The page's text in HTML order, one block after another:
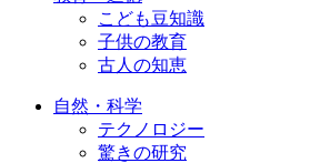
こども豆知識
子供の教育
古人の知恵
自然・科学
テクノロジー
驚きの研究